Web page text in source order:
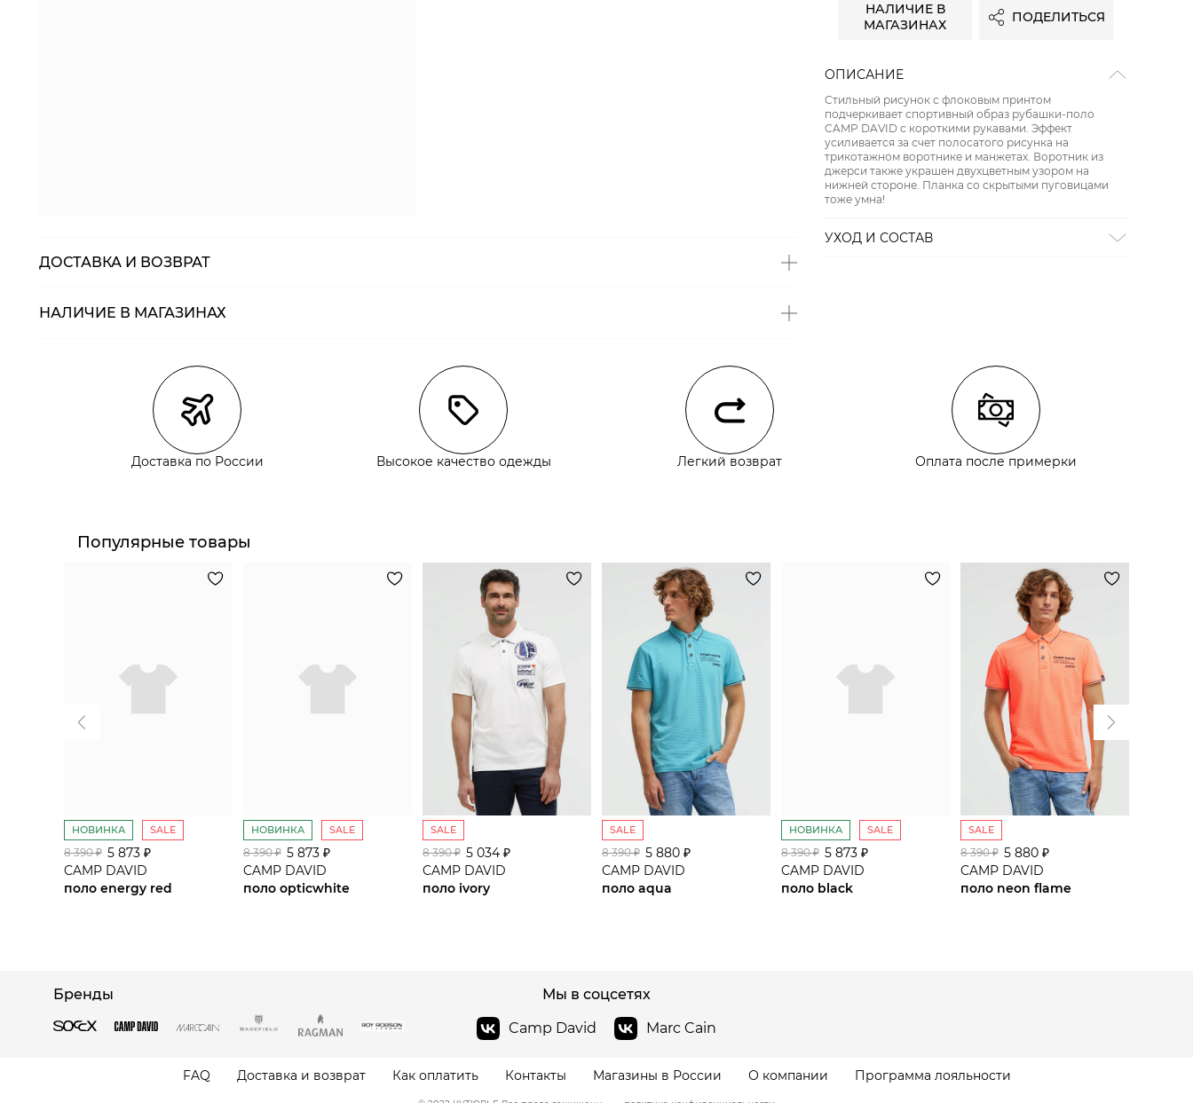
ДОСТАВКА И ВОЗВРАТ
Курьерская доставка СДЭК
Самовывоз из пункта выдачи СДЭК
Самовывоз из наших магазинов
сайте СДЭК
НАЛИЧИЕ В МАГАЗИНАХ
НАЛИЧИЕ В
МАГАЗИНАХ
ПОДЕЛИТЬСЯ
ОПИСАНИЕ
Стильный рисунок с флоковым принтом
подчеркивает спортивный образ рубашки-поло
CAMP DAVID с короткими рукавами. Эффект
усиливается за счет полосатого рисунка на
трикотажном воротнике и манжетах. Воротник из
джерси также украшен двухцветным узором на
нижней стороне. Планка со скрытыми пуговицами
тоже умна!
УХОД И СОСТАВ
Доставка по России Высокое качество одежды Легкий возврат Оплата после примерки
Популярные товары
НОВИНКА SALE
8 390 ₽ 5 873 ₽
CAMP DAVID
поло energy red
НОВИНКА SALE
8 390 ₽ 5 873 ₽
CAMP DAVID
поло opticwhite
SALE
8 390 ₽ 5 034 ₽
CAMP DAVID
поло ivory
SALE
8 390 ₽ 5 880 ₽
CAMP DAVID
поло aqua
НОВИНКА SALE
8 390 ₽ 5 873 ₽
CAMP DAVID
поло black
SALE
8 390 ₽ 5 880 ₽
CAMP DAVID
поло neon flame
Бренды
Мы в соцсетях
Camp David
Marc Cain
FAQ Доставка и возврат Как оплатить Контакты Магазины в России О компании Программа лояльности